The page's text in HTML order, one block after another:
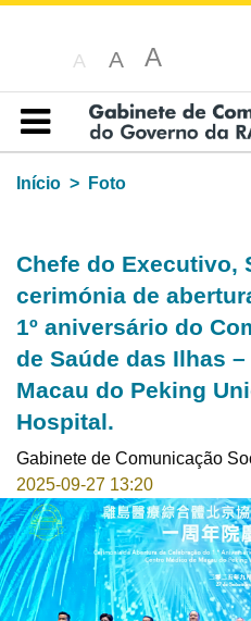
A A A
Índice
Início
Foto
Chefe do Executivo,
cerimónia de
1º aniversário do
de Saúde das Ilhas
Macau do Peking
Hospital.
Gabinete de Comunicação
2025-09-27 13:20